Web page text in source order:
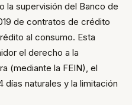
la supervisión del Banco de
de contratos de crédito
al consumo. Esta
el derecho a la
(mediante la FEIN), el
naturales y la limitación